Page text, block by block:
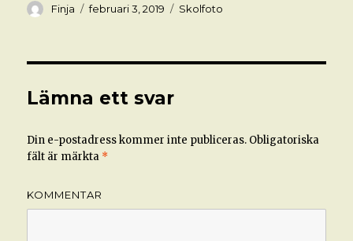
Författare
Finja Postat
februari 3, 2019 Kategorier
Skolfoto
Lämna ett svar
Din e-postadress kommer inte publiceras. Obligatoriska
fält är märkta *
KOMMENTAR